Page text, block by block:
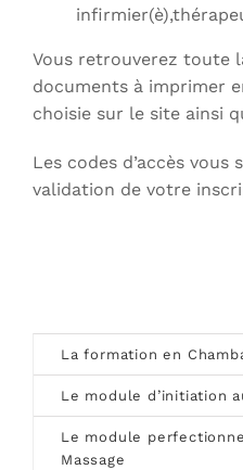
Vous retrouverez toute
documents à imprimer
choisie sur le site ainsi
Les codes d’accès vous
validation de votre
La formation en
Le module d’initiation
Le module
Massage